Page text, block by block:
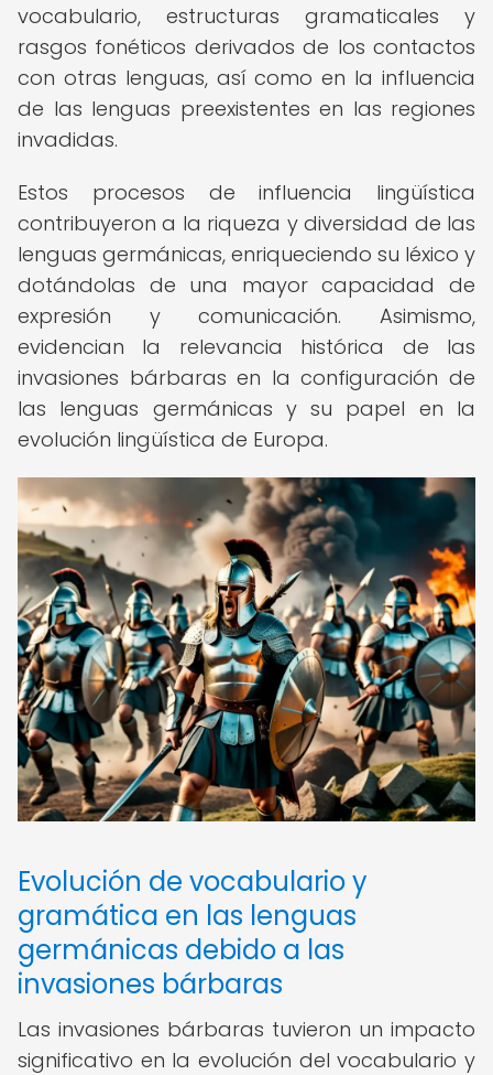
vocabulario, estructuras gramaticales y
rasgos fonéticos derivados de los contactos
con otras lenguas, así como en la influencia
de las lenguas preexistentes en las regiones
invadidas.
Estos procesos de influencia lingüística
contribuyeron a la riqueza y diversidad de las
lenguas germánicas, enriqueciendo su léxico y
dotándolas de una mayor capacidad de
expresión y comunicación. Asimismo,
evidencian la relevancia histórica de las
invasiones bárbaras en la configuración de
las lenguas germánicas y su papel en la
evolución lingüística de Europa.
Evolución de vocabulario y
gramática en las lenguas
germánicas debido a las
invasiones bárbaras
Las invasiones bárbaras tuvieron un impacto
significativo en la evolución del vocabulario y